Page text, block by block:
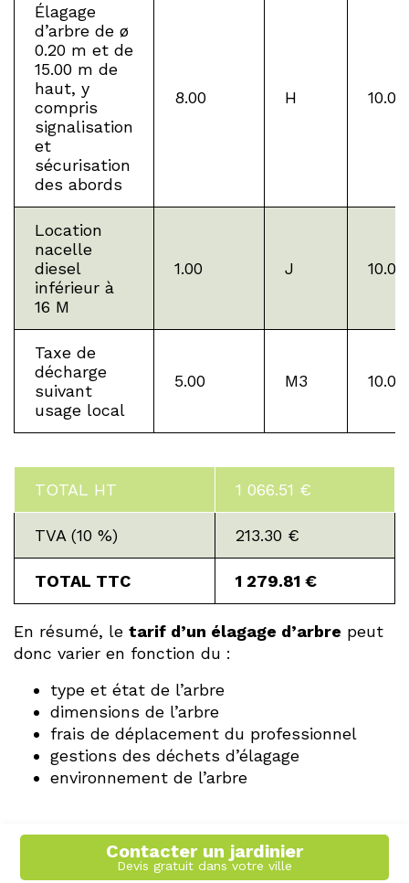
Élagage
d’arbre de ø
0.20 m et de
15.00 m de
haut, y
compris
signalisation
et
sécurisation
des abords
8.00 H 10.00
Location
nacelle
diesel
inférieur à
16 M
1.00 J 10.00
Taxe de
décharge
suivant
usage local
5.00 M3 10.00
TOTAL HT 1 066.51 €
TVA (10 %) 213.30 €
TOTAL TTC 1 279.81 €
En résumé, le tarif d’un élagage d’arbre peut
donc varier en fonction du :
type et état de l’arbre
dimensions de l’arbre
frais de déplacement du professionnel
gestions des déchets d’élagage
environnement de l’arbre
Contacter un jardinier
Devis gratuit dans votre ville